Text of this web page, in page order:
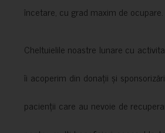
încetare, cu grad maxim de ocupare.
Cheltuielile noastre lunare cu
îi acoperim din donații și
pacienții care au nevoie de